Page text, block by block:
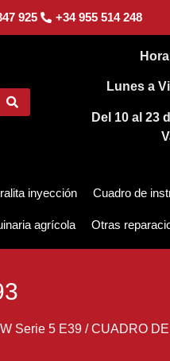
925 +34 955 514 248
Lunes a
Del 10 al 23
inyección Cuadro de
agrícola Otras
Serie 5 E39/CUADRO